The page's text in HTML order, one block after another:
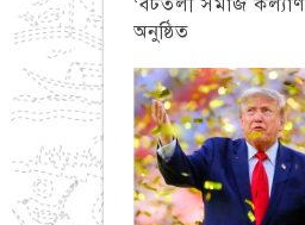
‘বটতলী সমাজ
অনুষ্ঠিত
চট্টগ্রাম